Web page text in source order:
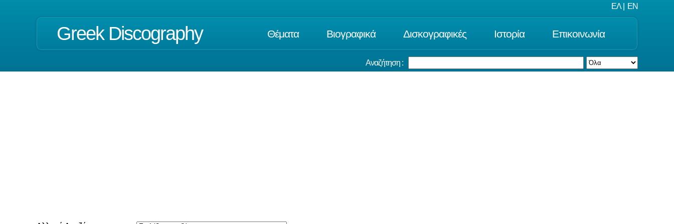
ΕΛ EN
Greek Discography Θέματα Βιογραφικά Δισκογραφικές Ιστορία Επικοινωνία
Αναζήτηση :